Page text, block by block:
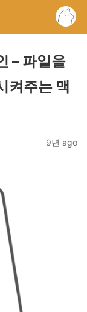
– 파일을
켜주는 맥
9년 ago